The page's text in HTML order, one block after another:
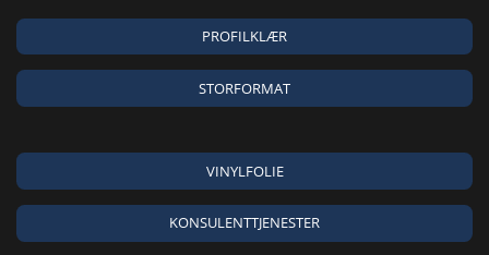
PROFILKLÆR
STORFORMAT
VINYLFOLIE
KONSULENTTJENESTER